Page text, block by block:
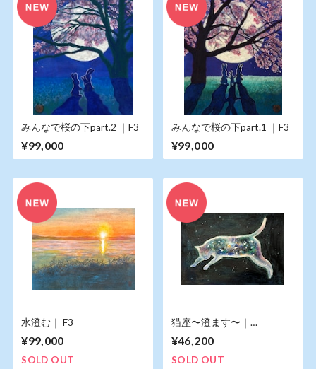
みんなで桜の下part.2 ｜F3
¥99,000
みんなで桜の下part.1 ｜F3
¥99,000
水澄む｜ F3
¥99,000
SOLD OUT
猫座〜澄ます〜｜
16.6×24.2cm
¥46,200
SOLD OUT